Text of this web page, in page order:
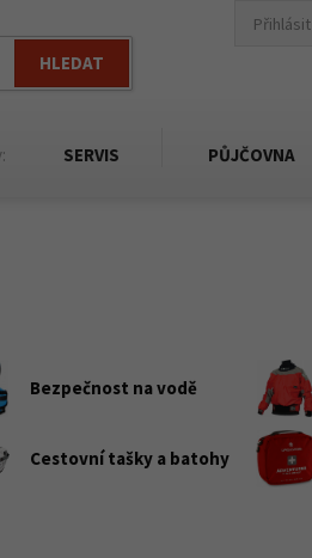
HLEDAT
Přihlásit
SERVIS PŮJČOVNA
Bezpečnost na vodě
Cestovní tašky a batohy